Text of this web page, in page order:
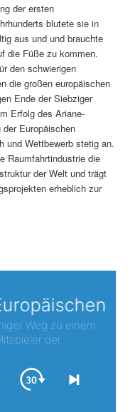
der ersten
blutete sie in
aus und und brauchte
die Füße zu kommen.
den schwierigen
die großen europäischen
Ende der Siebziger
Erfolg des Ariane-
Europäischen
und Wettbewerb stetig an.
Raumfahrtindustrie die
der Welt und trägt
erheblich zur